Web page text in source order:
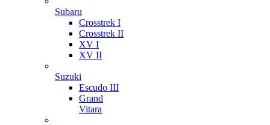
Subaru
Crosstrek I
Crosstrek II
XV I
XV II
Suzuki
Escudo III
Grand
Vitara